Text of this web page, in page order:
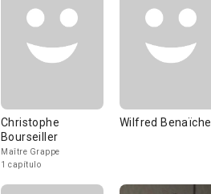
Christophe
Bourseiller
Maître Grappe
1 capítulo
Wilfred Benaïche